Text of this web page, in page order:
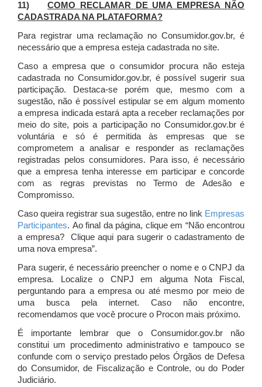
11)COMO RECLAMAR DE UMA EMPRESA NÃO
CADASTRADA NA PLATAFORMA?
Para registrar uma reclamação no Consumidor.gov.br, é
necessário que a empresa esteja cadastrada no site.
Caso a empresa que o consumidor procura não esteja
cadastrada no Consumidor.gov.br, é possível sugerir sua
participação. Destaca-se porém que, mesmo com a
sugestão, não é possível estipular se em algum momento
a empresa indicada estará apta a receber reclamações por
meio do site, pois a participação no Consumidor.gov.br é
voluntária e só é permitida às empresas que se
comprometem a analisar e responder as reclamações
registradas pelos consumidores. Para isso, é necessário
que a empresa tenha interesse em participar e concorde
com as regras previstas no Termo de Adesão e
Compromisso.
Caso queira registrar sua sugestão, entre no link Empresas
Participantes. Ao final da página, clique em “Não encontrou
a empresa? Clique aqui para sugerir o cadastramento de
uma nova empresa”.
Para sugerir, é necessário preencher o nome e o CNPJ da
empresa. Localize o CNPJ em alguma Nota Fiscal,
perguntando para a empresa ou até mesmo por meio de
uma busca pela internet. Caso não encontre,
recomendamos que você procure o Procon mais próximo.
É importante lembrar que o Consumidor.gov.br não
constitui um procedimento administrativo e tampouco se
confunde com o serviço prestado pelos Órgãos de Defesa
do Consumidor, de Fiscalização e Controle, ou do Poder
Judiciário.